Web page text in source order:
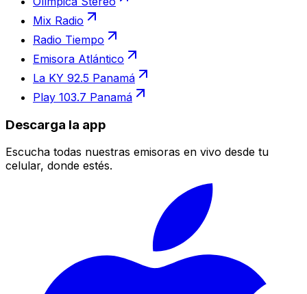
Mix Radio
Radio Tiempo
Emisora Atlántico
La KY 92.5 Panamá
Play 103.7 Panamá
Descarga la app
Escucha todas nuestras emisoras en vivo desde tu
celular, donde estés.